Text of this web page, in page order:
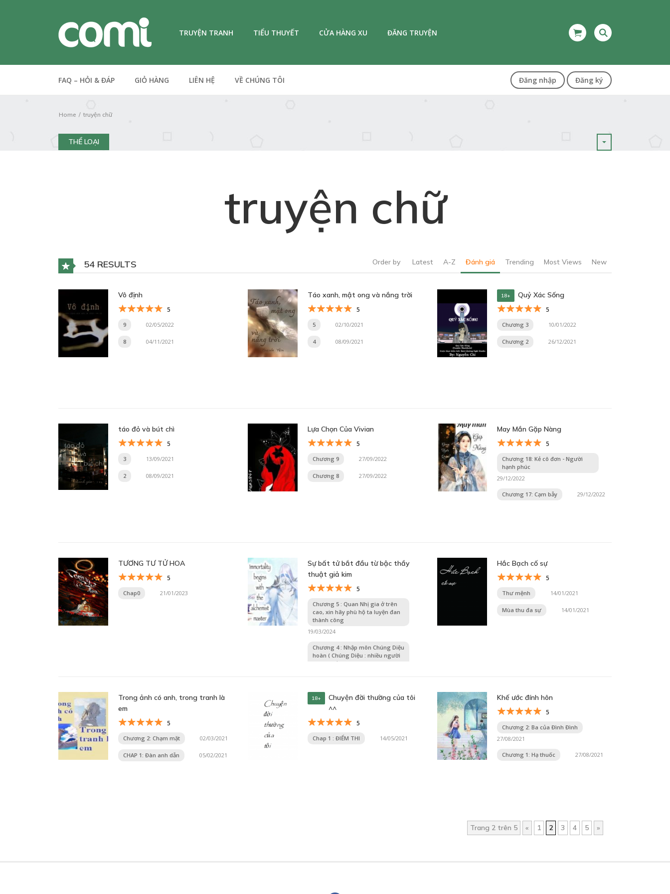
TRUYỆN TRANH TIỂU THUYẾT CỬA HÀNG XU ĐĂNG TRUYỆN
FAQ – HỎI & ĐÁP GIỎ HÀNG LIÊN HỆ VỀ CHÚNG TÔI Đăng nhập Đăng ký
Home truyện chữ
THỂ LOẠI
truyện chữ
54 RESULTS Order by Latest A-Z Đánh giá Trending Most Views New
Vô định
5
9 02/05/2022
8 04/11/2021
Táo xanh, mật ong và nắng trời
5
5 02/10/2021
4 08/09/2021
18+ Quỷ Xác Sống
5
Chương 3 10/01/2022
Chương 2 26/12/2021
táo đỏ và bút chì
5
3 13/09/2021
2 08/09/2021
Lựa Chọn Của Vivian
5
Chương 9 27/09/2022
Chương 8 27/09/2022
May Mắn Gặp Nàng
5
Chương 18: Kẻ cô đơn - Người
hạnh phúc
29/12/2022
Chương 17: Cạm bẫy 29/12/2022
TƯƠNG TƯ TỬ HOA
5
Chap0 21/01/2023
Sự bất tử bắt đầu từ bậc thầy
thuật giả kim
5
Chương 5 : Quan Nhị gia ở trên
cao, xin hãy phù hộ ta luyện đan
thành công
19/03/2024
Chương 4 : Nhập môn Chúng Diệu
hoàn ( Chúng Diệu : nhiều người
cùng sướng )
Hắc Bạch cố sự
5
Thư mệnh 14/01/2021
Mùa thu đa sự 14/01/2021
Trong ảnh có anh, trong tranh là
em
5
Chương 2: Chạm mặt 02/03/2021
CHAP 1: Đàn anh dẫn 05/02/2021
18+
Chuyện đời thường của tôi
^^
5
Chap 1 : ĐIỂM THI 14/05/2021
Khế ước đính hôn
5
Chương 2: Ba của Đình Đình
27/08/2021
Chương 1: Hạ thuốc 27/08/2021
Trang 2 trên 5 « 1 2 3 4 5 »